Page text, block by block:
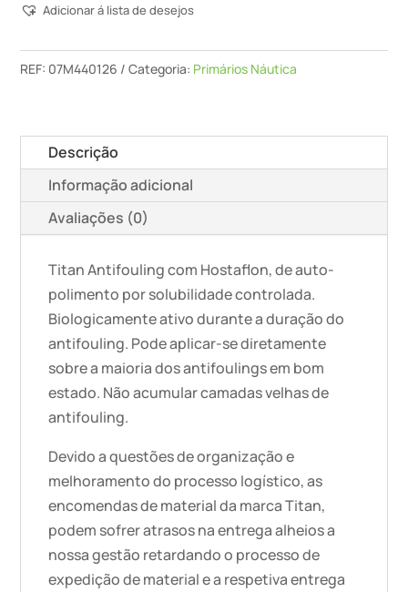
-
Autop.
(Negro/
4401)
Adicionar á lista de desejos
REF: 07M440126 Categoria: Primários Náutica
Descrição
Informação adicional
Avaliações (0)
Titan Antifouling com Hostaflon, de auto-
polimento por solubilidade controlada.
Biologicamente ativo durante a duração do
antifouling. Pode aplicar-se diretamente
sobre a maioria dos antifoulings em bom
estado. Não acumular camadas velhas de
antifouling.
Devido a questões de organização e
melhoramento do processo logístico, as
encomendas de material da marca Titan,
podem sofrer atrasos na entrega alheios a
nossa gestão retardando o processo de
expedição de material e a respetiva entrega